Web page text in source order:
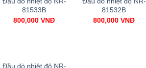
Add to
Wishlist
81533B
800,000 VNĐ
Add to
Wishlist
81532B
800,000 VNĐ
Đầu dò nhiệt độ NR-